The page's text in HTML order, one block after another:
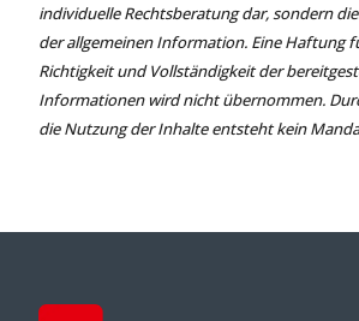
individuelle Rechtsberatung dar, sondern
der allgemeinen Information. Eine Haftung
Richtigkeit und Vollständigkeit der
Informationen wird nicht übernommen.
die Nutzung der Inhalte entsteht kein